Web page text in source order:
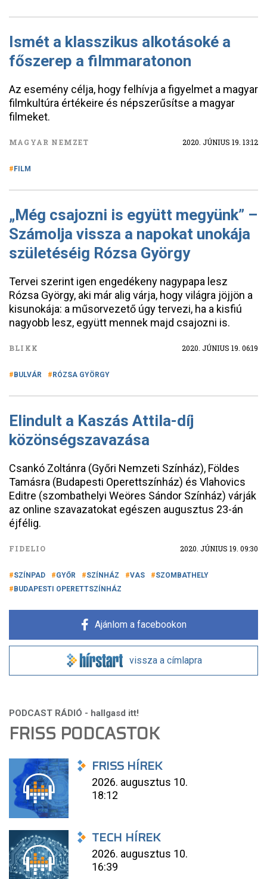
Ismét a klasszikus alkotásoké a
főszerep a filmmaratonon
Az esemény célja, hogy felhívja a figyelmet a magyar
filmkultúra értékeire és népszerűsítse a magyar
filmeket.
MAGYAR NEMZET 2020. JÚNIUS 19. 13:12
FILM
„Még csajozni is együtt megyünk” –
Számolja vissza a napokat unokája
születéséig Rózsa György
Tervei szerint igen engedékeny nagypapa lesz
Rózsa György, aki már alig várja, hogy világra jöjjön a
kisunokája: a műsorvezető úgy tervezi, ha a kisfiú
nagyobb lesz, együtt mennek majd csajozni is.
BLIKK 2020. JÚNIUS 19. 06:19
BULVÁR RÓZSA GYÖRGY
Elindult a Kaszás Attila-díj
közönségszavazása
Csankó Zoltánra (Győri Nemzeti Színház), Földes
Tamásra (Budapesti Operettszínház) és Vlahovics
Editre (szombathelyi Weöres Sándor Színház) várják
az online szavazatokat egészen augusztus 23-án
éjfélig.
FIDELIO 2020. JÚNIUS 19. 09:30
SZÍNPAD GYŐR SZÍNHÁZ VAS
SZOMBATHELY
BUDAPESTI OPERETTSZÍNHÁZ
Ajánlom a facebookon
vissza a címlapra
FRISS PODCASTOK
FRISS HÍREK
2026. augusztus 10.
18:12
TECH HÍREK
2026. augusztus 10.
16:39